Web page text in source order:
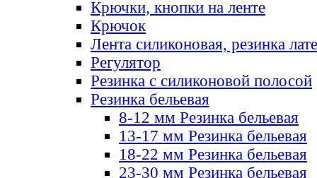
Крючки, кнопки на ленте
Крючок
Лента силиконовая, резинка
Регулятор
Резинка с силиконовой полосой
Резинка бельевая
8-12 мм Резинка бельевая
13-17 мм Резинка бельевая
18-22 мм Резинка бельевая
23-30 мм Резинка бельевая